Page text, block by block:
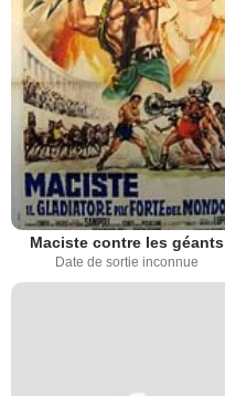
Maciste contre les géants
Date de sortie inconnue